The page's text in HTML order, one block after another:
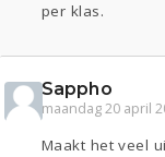
per klas.
Sappho
maandag 20 april
Maakt het veel